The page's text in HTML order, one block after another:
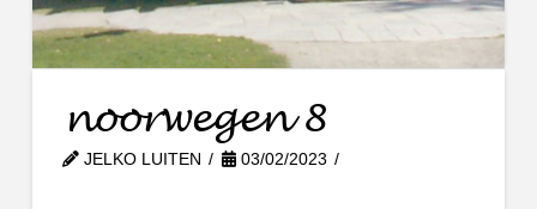
noorwegen 8
JELKO LUITEN 03/02/2023